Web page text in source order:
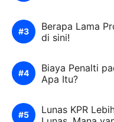
Berapa Lama
di sini!
Biaya Penalti
Apa Itu?
Lunas KPR